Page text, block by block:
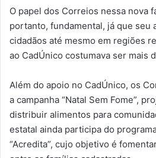
O papel dos Correios nessa nova
portanto, fundamental, já que seu
cidadãos até mesmo em regiões
ao CadÚnico costumava ser mais
Além do apoio no CadÚnico, os
a campanha “Natal Sem Fome”,
distribuir alimentos para
estatal ainda participa do
“Acredita”, cujo objetivo é